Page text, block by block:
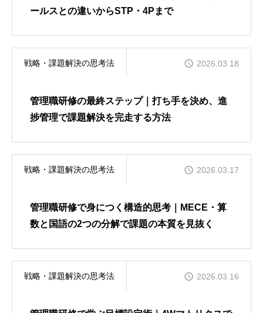
ールスとの違いからSTP・4Pまで
戦略・課題解決の思考法 2026.03.18
管理職研修の最終ステップ｜打ち手を決め、進
捗管理で課題解決を完走する方法
戦略・課題解決の思考法 2026.03.17
管理職研修で身につく構造的思考｜MECE・算
数と国語の2つの分解で課題の本質を見抜く
戦略・課題解決の思考法 2026.03.16